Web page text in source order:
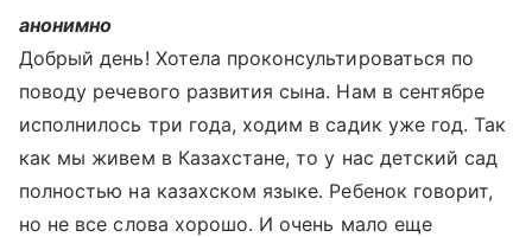
анонимно
Добрый день! Хотела проконсультироваться по
поводу речевого развития сына. Нам в сентябре
исполнилось три года, ходим в садик уже год. Так
как мы живем в Казахстане, то у нас детский сад
полностью на казахском языке. Ребенок говорит,
но не все слова хорошо. И очень мало еще